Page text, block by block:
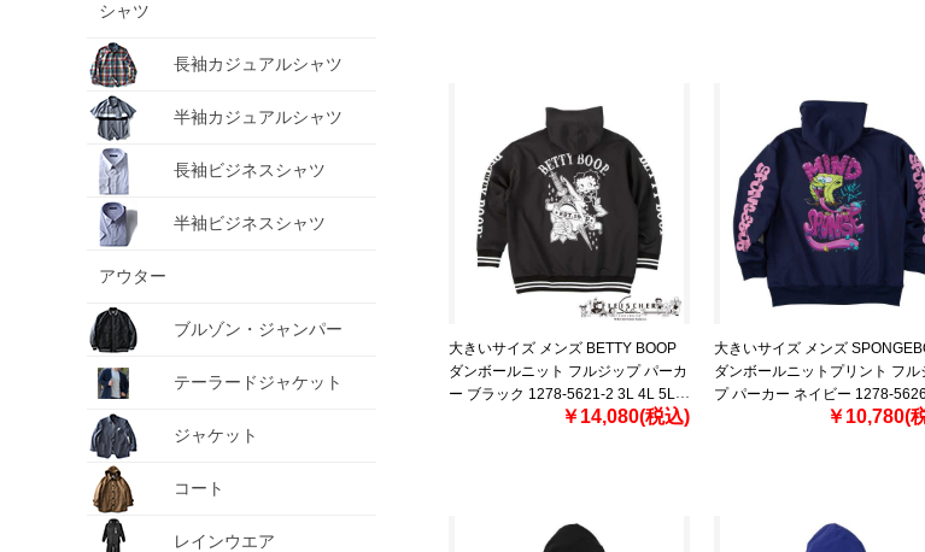
シャツ
長袖カジュアルシャツ
半袖カジュアルシャツ
長袖ビジネスシャツ
半袖ビジネスシャツ
アウター
ブルゾン・ジャンパー
テーラードジャケット
ジャケット
コート
レインウエア
大きいサイズ メンズ BETTY BOOP
ダンボールニット フルジップ パーカ
ー ブラック 1278-5621-2 3L 4L 5L
￥14,080(税込)
大きいサイズ メンズ
ダンボールニットプリント フル
プ パーカー ネイビー 1278-
￥10,780(